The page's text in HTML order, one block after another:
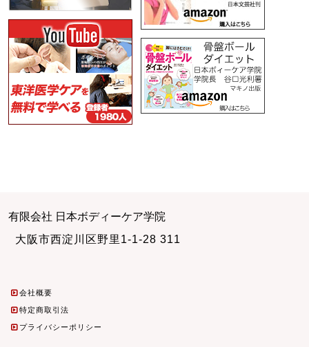
有限会社 日本ボディーケア学院
大阪市西淀川区野里1-1-28 311
会社概要
特定商取引法
プライバシーポリシー